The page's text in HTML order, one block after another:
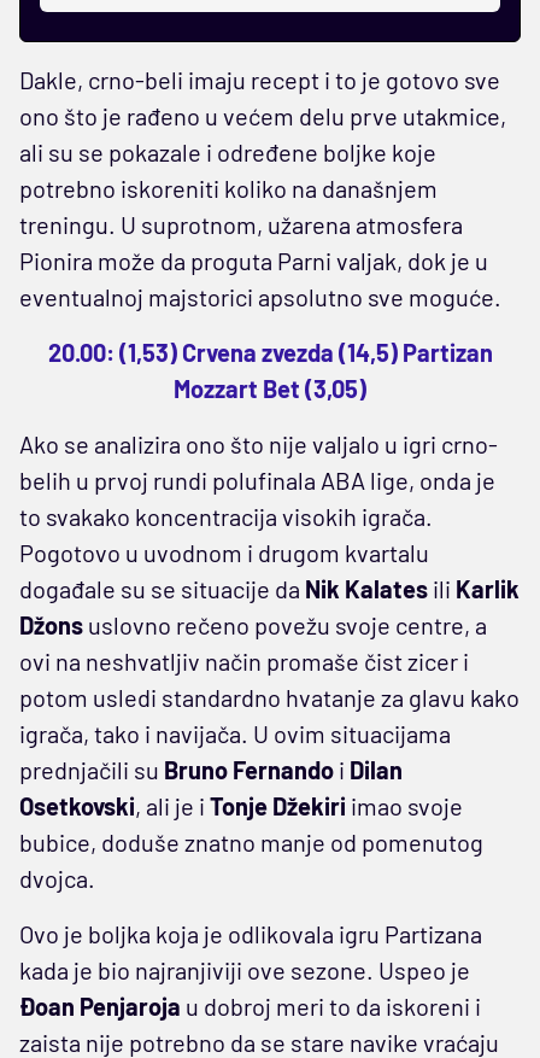
Dakle, crno-beli imaju recept i to je gotovo sve
ono što je rađeno u većem delu prve utakmice,
ali su se pokazale i određene boljke koje
potrebno iskoreniti koliko na današnjem
treningu. U suprotnom, užarena atmosfera
Pionira može da proguta Parni valjak, dok je u
eventualnoj majstorici apsolutno sve moguće.
20.00: (1,53) Crvena zvezda (14,5) Partizan
Mozzart Bet (3,05)
Ako se analizira ono što nije valjalo u igri crno-
belih u prvoj rundi polufinala ABA lige, onda je
to svakako koncentracija visokih igrača.
Pogotovo u uvodnom i drugom kvartalu
događale su se situacije da Nik Kalates ili Karlik
Džons uslovno rečeno povežu svoje centre, a
ovi na neshvatljiv način promaše čist zicer i
potom usledi standardno hvatanje za glavu kako
igrača, tako i navijača. U ovim situacijama
prednjačili su Bruno Fernando i Dilan
Osetkovski, ali je i Tonje Džekiri imao svoje
bubice, doduše znatno manje od pomenutog
dvojca.
Ovo je boljka koja je odlikovala igru Partizana
kada je bio najranjiviji ove sezone. Uspeo je
Đoan Penjaroja u dobroj meri to da iskoreni i
zaista nije potrebno da se stare navike vraćaju